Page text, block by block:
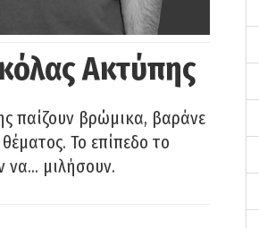
Ακτύπης
παίζουν βρώμικα, βαράνε
Το επίπεδο το
να… μιλήσουν.